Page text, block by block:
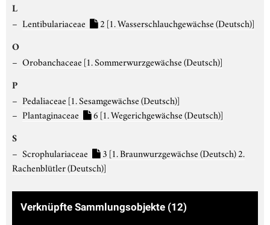
L
Lentibulariaceae 2 [1. Wasserschlauchgewächse (Deutsch)]
O
Orobanchaceae [1. Sommerwurzgewächse (Deutsch)]
P
Pedaliaceae [1. Sesamgewächse (Deutsch)]
Plantaginaceae
6 [1. Wegerichgewächse (Deutsch)]
S
Scrophulariaceae 3 [1. Braunwurzgewächse (Deutsch) 2.
Rachenblütler (Deutsch)]
Verknüpfte Sammlungsobjekte (12)